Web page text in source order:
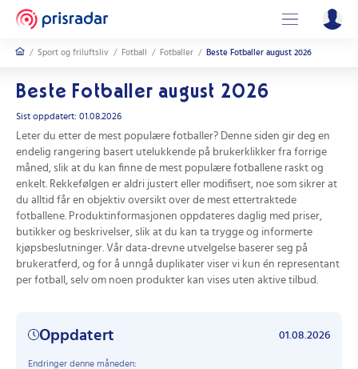
/ Sport og friluftsliv / Fotball / Fotballer / Beste Fotballer august 2026
Beste Fotballer august 2026
Sist oppdatert: 01.08.2026
Leter du etter de mest populære fotballer? Denne siden gir deg en
endelig rangering basert utelukkende på brukerklikker fra forrige
måned, slik at du kan finne de mest populære fotballene raskt og
enkelt. Rekkefølgen er aldri justert eller modifisert, noe som sikrer at
du alltid får en objektiv oversikt over de mest ettertraktede
fotballene. Produktinformasjonen oppdateres daglig med priser,
butikker og beskrivelser, slik at du kan ta trygge og informerte
kjøpsbeslutninger. Vår data-drevne utvelgelse baserer seg på
brukeratferd, og for å unngå duplikater viser vi kun én representant
per fotball, selv om noen produkter kan vises uten aktive tilbud.
Oppdatert 01.08.2026
Endringer denne måneden: